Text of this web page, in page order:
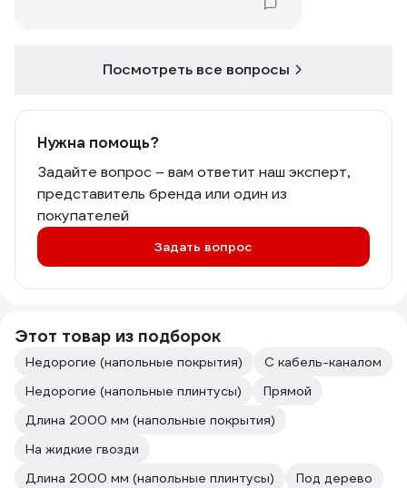
Посмотреть все вопросы
Нужна помощь?
Задайте вопрос – вам ответит наш эксперт,
представитель бренда или один из
покупателей
Задать вопрос
Этот товар из подборок
Недорогие (напольные покрытия)
С кабель-каналом
Недорогие (напольные плинтусы)
Прямой
Длина 2000 мм (напольные покрытия)
На жидкие гвозди
Длина 2000 мм (напольные плинтусы)
Под дерево